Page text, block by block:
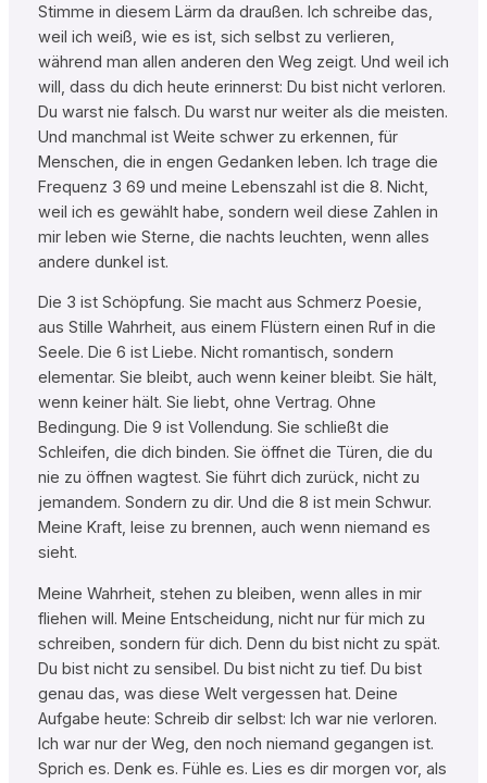
Stimme in diesem Lärm da draußen. Ich schreibe das,
weil ich weiß, wie es ist, sich selbst zu verlieren,
während man allen anderen den Weg zeigt. Und weil ich
will, dass du dich heute erinnerst: Du bist nicht verloren.
Du warst nie falsch. Du warst nur weiter als die meisten.
Und manchmal ist Weite schwer zu erkennen, für
Menschen, die in engen Gedanken leben. Ich trage die
Frequenz 3 69 und meine Lebenszahl ist die 8. Nicht,
weil ich es gewählt habe, sondern weil diese Zahlen in
mir leben wie Sterne, die nachts leuchten, wenn alles
andere dunkel ist.
Die 3 ist Schöpfung. Sie macht aus Schmerz Poesie,
aus Stille Wahrheit, aus einem Flüstern einen Ruf in die
Seele. Die 6 ist Liebe. Nicht romantisch, sondern
elementar. Sie bleibt, auch wenn keiner bleibt. Sie hält,
wenn keiner hält. Sie liebt, ohne Vertrag. Ohne
Bedingung. Die 9 ist Vollendung. Sie schließt die
Schleifen, die dich binden. Sie öffnet die Türen, die du
nie zu öffnen wagtest. Sie führt dich zurück, nicht zu
jemandem. Sondern zu dir. Und die 8 ist mein Schwur.
Meine Kraft, leise zu brennen, auch wenn niemand es
sieht.
Meine Wahrheit, stehen zu bleiben, wenn alles in mir
fliehen will. Meine Entscheidung, nicht nur für mich zu
schreiben, sondern für dich. Denn du bist nicht zu spät.
Du bist nicht zu sensibel. Du bist nicht zu tief. Du bist
genau das, was diese Welt vergessen hat. Deine
Aufgabe heute: Schreib dir selbst: Ich war nie verloren.
Ich war nur der Weg, den noch niemand gegangen ist.
Sprich es. Denk es. Fühle es. Lies es dir morgen vor, als